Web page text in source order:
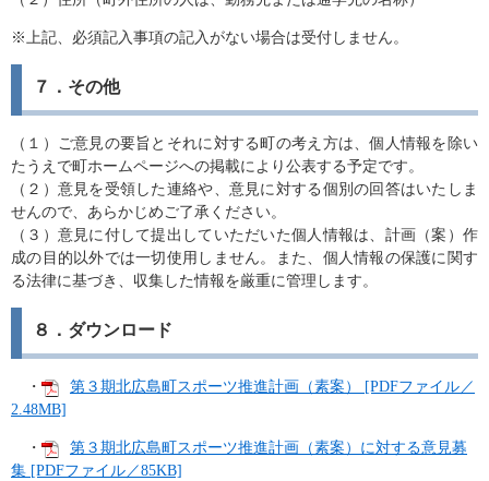
※上記、必須記入事項の記入がない場合は受付しません。
７．その他
（１）ご意見の要旨とそれに対する町の考え方は、個人情報を除い
たうえで町ホームページへの掲載により公表する予定です。
（２）意見を受領した連絡や、意見に対する個別の回答はいたしま
せんので、あらかじめご了承ください。
（３）意見に付して提出していただいた個人情報は、計画（案）作
成の目的以外では一切使用しません。また、個人情報の保護に関す
る法律に基づき、収集した情報を厳重に管理します。
８．ダウンロード
・
第３期北広島町スポーツ推進計画（素案） [PDFファイル／
2.48MB]
・
第３期北広島町スポーツ推進計画（素案）に対する意見募
集 [PDFファイル／85KB]